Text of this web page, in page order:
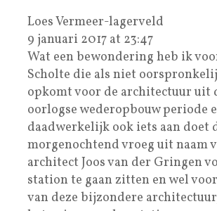
Loes Vermeer-lagerveld
9 januari 2017 at 23:47
Wat een bewondering heb ik
Scholte die als niet
opkomt voor de architectuur uit
oorlogse wederopbouw periode
daadwerkelijk ook iets aan doet
morgenochtend vroeg uit naam
architect Joos van der Gringen
station te gaan zitten en wel
van deze bijzondere